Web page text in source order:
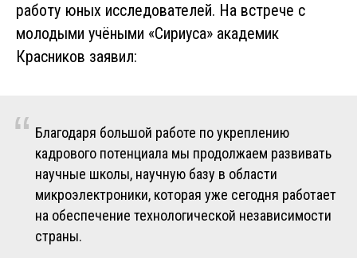
работу юных исследователей. На встрече с
молодыми учёными «Сириуса» академик
Красников заявил:
“ Благодаря большой работе по укреплению
кадрового потенциала мы продолжаем развивать
научные школы, научную базу в области
микроэлектроники, которая уже сегодня работает
на обеспечение технологической независимости
страны.